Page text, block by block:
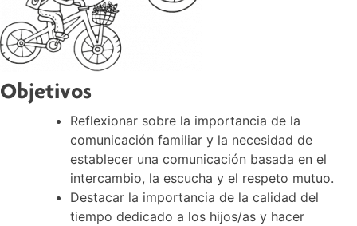
Objetivos
Reflexionar sobre la importancia de la
comunicación familiar y la necesidad de
establecer una comunicación basada en el
intercambio, la escucha y el respeto mutuo.
Destacar la importancia de la calidad del
tiempo dedicado a los hijos/as y hacer